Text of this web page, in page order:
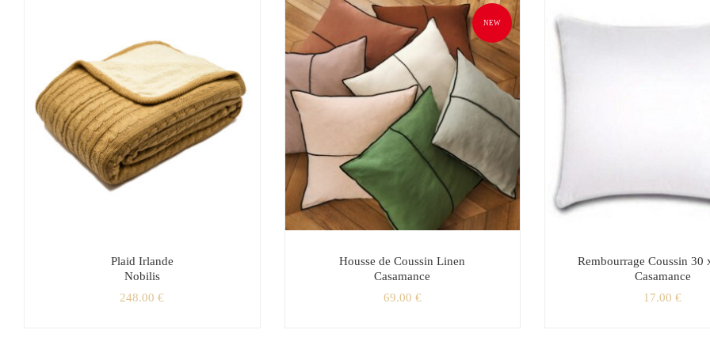
Plaid Irlande
Nobilis
248.00€
NEW
Housse de Coussin Linen
Casamance
69.00 €
Rembourrage Coussin 30
Casamance
17.00€